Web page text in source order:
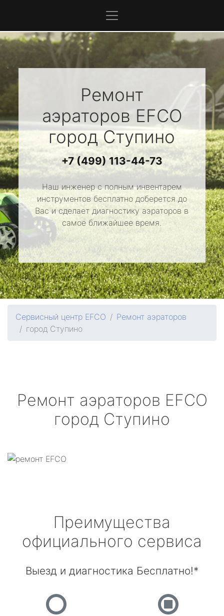
Ремонт
аэраторов EFCO
город Ступино
+7 (499) 113-44-73
Наш инженер с полным инвентарем
инструментов бесплатно доберется до
Вас и сделает диагностику аэраторов в
самое ближайшее время.
Сервисный центр EFCO
Ремонт аэраторов
город Ступино
Ремонт аэраторов EFCO
город Ступино
Преимущества
официального сервиса
Выезд и диагностика Бесплатно!*